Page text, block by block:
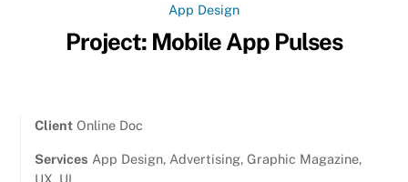
App Design
Project: Mobile App Pulses
ClientOnline Doc
Services App Design, Advertising, Graphic Magazine,
UX, UI